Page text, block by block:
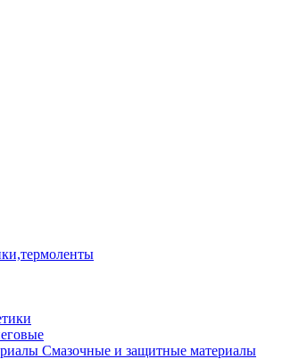
Смазочные и защитные материалы